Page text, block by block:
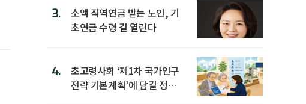
3.
소액 직역연금 받는 노인, 기
초연금 수령 길 열린다
4.
초고령사회 ‘제1차 국가인구
전략 기본계획’에 담길 정책